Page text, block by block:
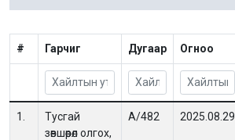
# Гарчиг Дугаар Огноо
1.
Тусгай
зөвшөөрөл олгох,
А/482 2025.08.29